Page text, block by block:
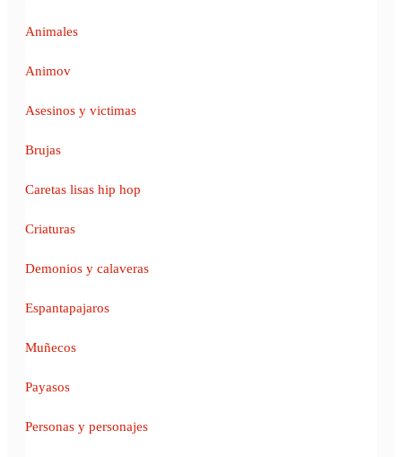
Animales
Animov
Asesinos y victimas
Brujas
Caretas lisas hip hop
Criaturas
Demonios y calaveras
Espantapajaros
Muñecos
Payasos
Personas y personajes